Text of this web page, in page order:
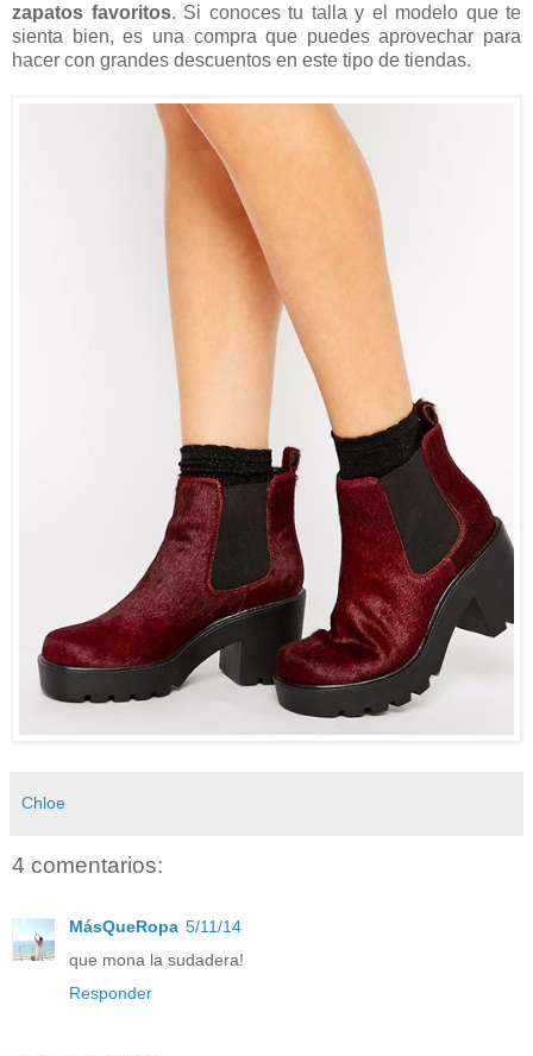
zapatos favoritos. Si conoces tu talla y el modelo que te
sienta bien, es una compra que puedes aprovechar para
hacer con grandes descuentos en este tipo de tiendas.
Chloe
4 comentarios:
MásQueRopa 5/11/14
que mona la sudadera!
Responder